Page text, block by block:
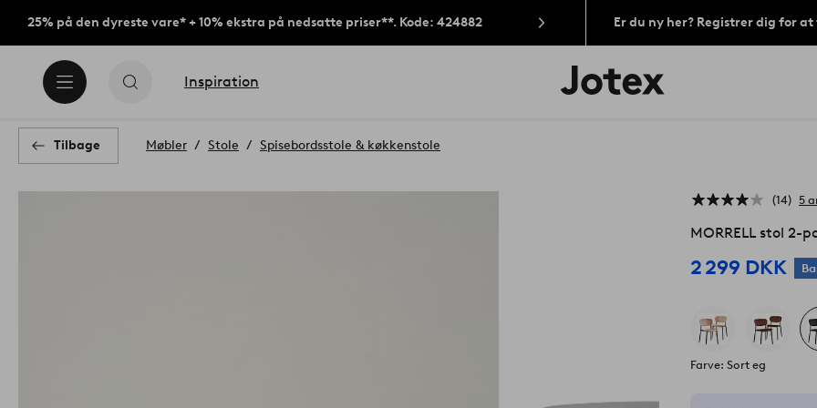
25% på den dyreste vare* + 10% ekstra på nedsatte priser**. Kode: 424882 Er du ny her? Registrer dig for
Inspiration
Jotex
logo
Tilbage Møbler Stole Spisebordsstole & køkkenstole
14 5
MORRELL stol 2-
2 299 DKK
Farve: Sort eg